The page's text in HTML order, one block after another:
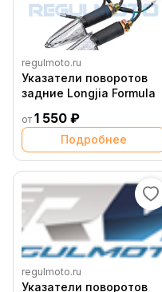
regulmoto.ru
Указатели поворотов
задние Longjia Formula
от 1 550 ₽
Подробнее
regulmoto.ru
Указатели поворотов